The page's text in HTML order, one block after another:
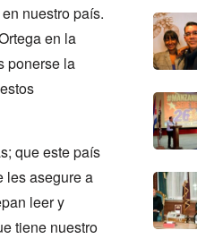
nuestro país.
en la
ponerse la
que este país
les asegure a
leer y
tiene nuestro